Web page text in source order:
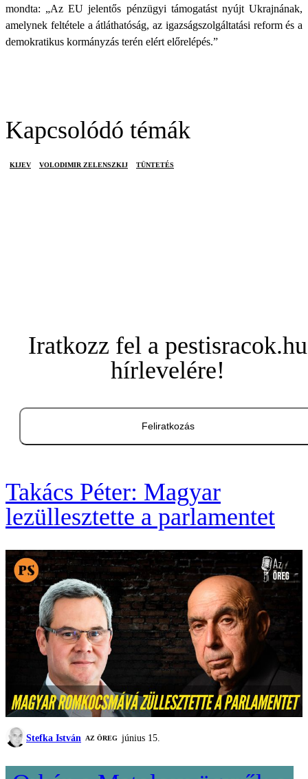
mondta: „Az EU jelentős pénzügyi támogatást nyújt Ukrajnának,
amelynek feltétele a átláthatóság, az igazságszolgáltatási reform és a
demokratikus kormányzás terén elért előrelépés.”
Kapcsolódó témák
KIJEV VOLODIMIR ZELENSZKIJ TÜNTETÉS
Iratkozz fel a pestisracok.hu
hírlevelére!
Feliratkozás
Takács Péter: Magyar
lezüllesztette a parlamentet
Stefka István AZ ÖREG június 15.